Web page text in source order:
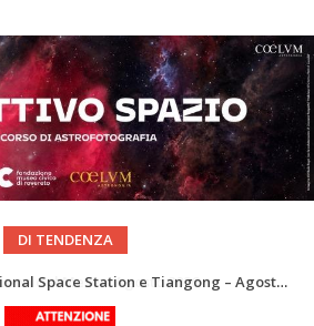
DI TENDENZA
Mese – Agosto 2026
di Agosto 2026: Delfino